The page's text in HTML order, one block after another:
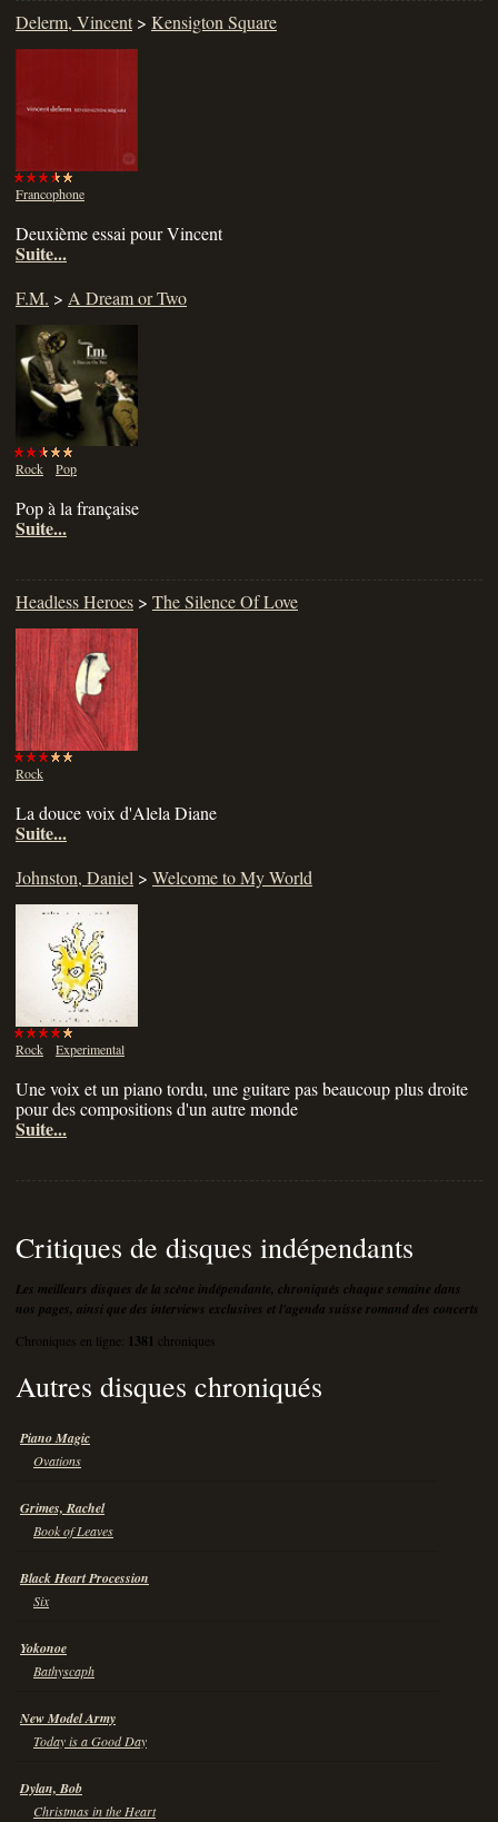
Delerm, Vincent > Kensigton Square
Francophone
Deuxième essai pour Vincent
Suite...
F.M. > A Dream or Two
Rock Pop
Pop à la française
Suite...
Headless Heroes > The Silence Of Love
Rock
La douce voix d'Alela Diane
Suite...
Johnston, Daniel > Welcome to My World
Rock Experimental
Une voix et un piano tordu, une guitare pas beaucoup plus droite
pour des compositions d'un autre monde
Suite...
Critiques de disques indépendants
Les meilleurs disques de la scène indépendante, chroniqués chaque semaine dans
nos pages, ainsi que des interviews exclusives et l'agenda suisse romand des concerts
Chroniques en ligne: 1381 chroniques
Autres disques chroniqués
Piano Magic
Ovations
Grimes, Rachel
Book of Leaves
Black Heart Procession
Six
Yokonoe
Bathyscaph
New Model Army
Today is a Good Day
Dylan, Bob
Christmas in the Heart